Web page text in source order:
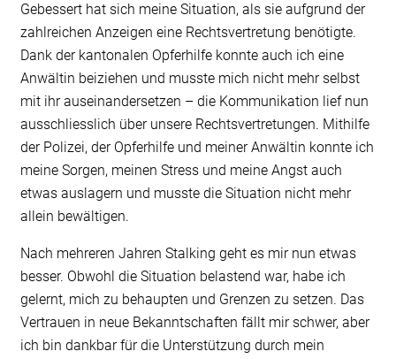
Gebessert hat sich meine Situation, als sie aufgrund der
zahlreichen Anzeigen eine Rechtsvertretung benötigte.
Dank der kantonalen Opferhilfe konnte auch ich eine
Anwältin beiziehen und musste mich nicht mehr selbst
mit ihr auseinandersetzen – die Kommunikation lief nun
ausschliesslich über unsere Rechtsvertretungen. Mithilfe
der Polizei, der Opferhilfe und meiner Anwältin konnte ich
meine Sorgen, meinen Stress und meine Angst auch
etwas auslagern und musste die Situation nicht mehr
allein bewältigen.
Nach mehreren Jahren Stalking geht es mir nun etwas
besser. Obwohl die Situation belastend war, habe ich
gelernt, mich zu behaupten und Grenzen zu setzen. Das
Vertrauen in neue Bekanntschaften fällt mir schwer, aber
ich bin dankbar für die Unterstützung durch mein